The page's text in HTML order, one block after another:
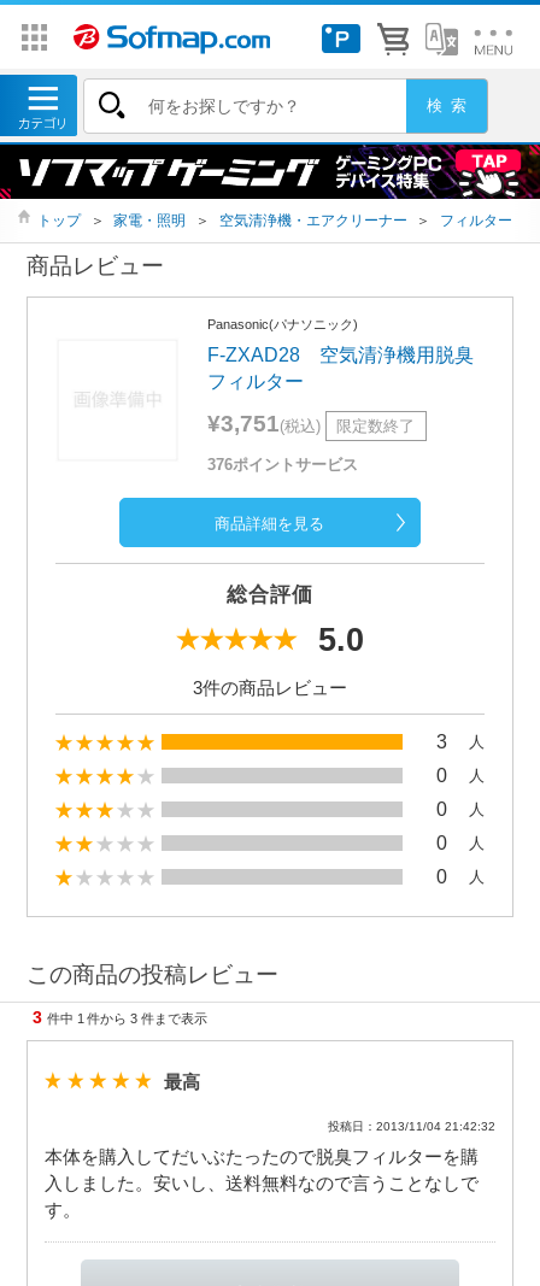
トップ ＞ 家電・照明 ＞ 空気清浄機・エアクリーナー ＞ フィルター
商品レビュー
Panasonic(パナソニック)
F-ZXAD28 空気清浄機用脱臭
フィルター
¥3,751(税込) 限定数終了
376ポイントサービス
商品詳細を見る
総合評価
5.0
3件の商品レビュー
3 人
0 人
0 人
0 人
0 人
この商品の投稿レビュー
3 件中 1 件から 3 件まで表示
最高
投稿日：2013/11/04 21:42:32
本体を購入してだいぶたったので脱臭フィルターを購
入しました。安いし、送料無料なので言うことなしで
す。